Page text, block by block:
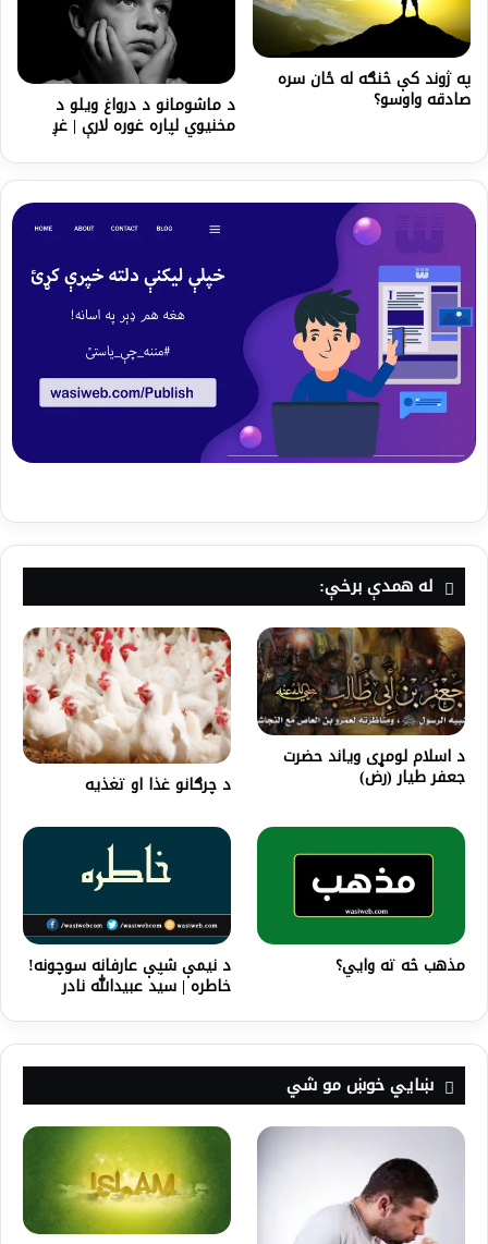
په ژوند کې څنګه له ځان سره
صادقه واوسو؟ د ماشومانو د درواغ ویلو د
مخنیوي لپاره غوره لارې | غږ
له همدې برخې:
د اسلام لومړی وياند حضرت
جعفر طیار (رض) د چرګانو غذا او تغذیه
مذهب څه ته وايي؟ د نیمې شپې عارفانه سوچونه!
خاطره | سید عبیدالله نادر
ښايي خوښ مو شي